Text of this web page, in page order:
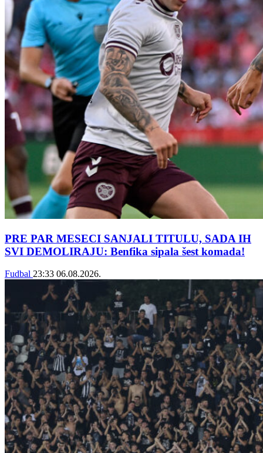
PRE PAR MESECI SANJALI TITULU, SADA IH
SVI DEMOLIRAJU: Benfika sipala šest komada!
Fudbal 23:33 06.08.2026.